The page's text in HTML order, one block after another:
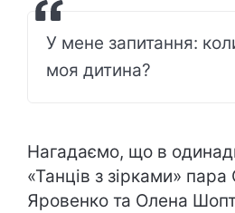
У мене запитання:
моя дитина?
Нагадаємо, що в
«Танців з зірками» пара
Яровенко та Олена